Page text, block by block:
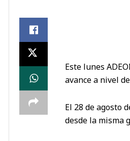
Este lunes
avance a nivel
El 28 de agosto
desde la misma